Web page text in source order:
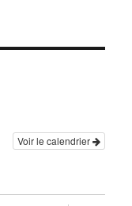
Voir le calendrier